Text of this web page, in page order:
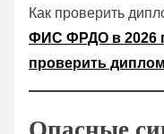
Как проверить
ФИС ФРДО в 2026
проверить